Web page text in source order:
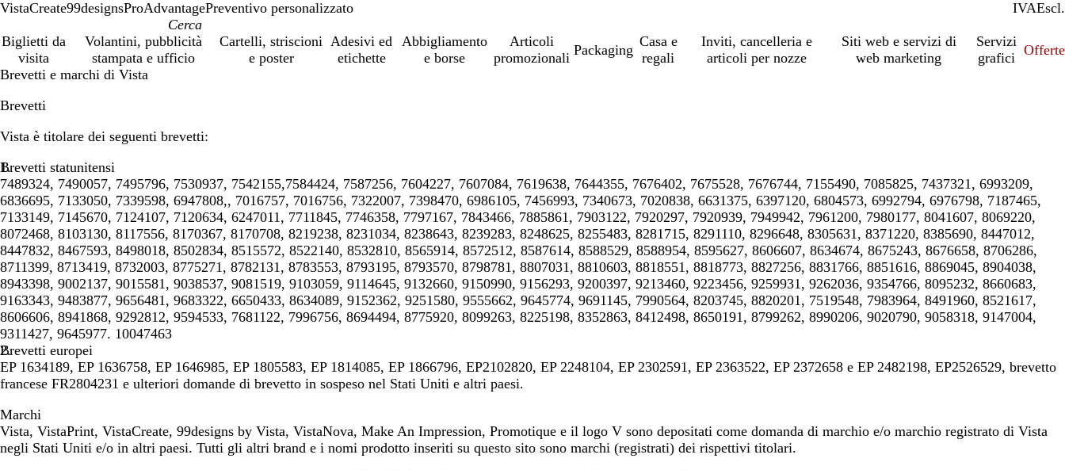
VistaCreate99designsProAdvantagePreventivo personalizzato IVAIncl.
Escl.
Biglietti da
visita
Volantini, pubblicità
stampata e ufficio
Cartelli, striscioni
e poster
Adesivi ed
etichette
Abbigliamento
e borse
Articoli
promozionali
Packaging
Casa e
regali
Inviti, cancelleria e
articoli per nozze
Siti web e servizi di
web marketing
Servizi
grafici
Offerte
Brevetti e marchi di Vista
Brevetti
Vista è titolare dei seguenti brevetti:
Brevetti statunitensi
7489324, 7490057, 7495796, 7530937, 7542155,7584424, 7587256, 7604227, 7607084, 7619638, 7644355, 7676402, 7675528, 7676744, 7155490, 7085825, 7437321, 6993209,
6836695, 7133050, 7339598, 6947808,, 7016757, 7016756, 7322007, 7398470, 6986105, 7456993, 7340673, 7020838, 6631375, 6397120, 6804573, 6992794, 6976798, 7187465,
7133149, 7145670, 7124107, 7120634, 6247011, 7711845, 7746358, 7797167, 7843466, 7885861, 7903122, 7920297, 7920939, 7949942, 7961200, 7980177, 8041607, 8069220,
8072468, 8103130, 8117556, 8170367, 8170708, 8219238, 8231034, 8238643, 8239283, 8248625, 8255483, 8281715, 8291110, 8296648, 8305631, 8371220, 8385690, 8447012,
8447832, 8467593, 8498018, 8502834, 8515572, 8522140, 8532810, 8565914, 8572512, 8587614, 8588529, 8588954, 8595627, 8606607, 8634674, 8675243, 8676658, 8706286,
8711399, 8713419, 8732003, 8775271, 8782131, 8783553, 8793195, 8793570, 8798781, 8807031, 8810603, 8818551, 8818773, 8827256, 8831766, 8851616, 8869045, 8904038,
8943398, 9002137, 9015581, 9038537, 9081519, 9103059, 9114645, 9132660, 9150990, 9156293, 9200397, 9213460, 9223456, 9259931, 9262036, 9354766, 8095232, 8660683,
9163343, 9483877, 9656481, 9683322, 6650433, 8634089, 9152362, 9251580, 9555662, 9645774, 9691145, 7990564, 8203745, 8820201, 7519548, 7983964, 8491960, 8521617,
8606606, 8941868, 9292812, 9594533, 7681122, 7996756, 8694494, 8775920, 8099263, 8225198, 8352863, 8412498, 8650191, 8799262, 8990206, 9020790, 9058318, 9147004,
9311427, 9645977. 10047463
Brevetti europei
EP 1634189, EP 1636758, EP 1646985, EP 1805583, EP 1814085, EP 1866796, EP2102820, EP 2248104, EP 2302591, EP 2363522, EP 2372658 e EP 2482198, EP2526529, brevetto
francese FR2804231 e ulteriori domande di brevetto in sospeso nel Stati Uniti e altri paesi.
Marchi
Vista, VistaPrint, VistaCreate, 99designs by Vista, VistaNova, Make An Impression, Promotique e il logo V sono depositati come domanda di marchio e/o marchio registrato di Vista
negli Stati Uniti e/o in altri paesi. Tutti gli altri brand e i nomi prodotto inseriti su questo sito sono marchi (registrati) dei rispettivi titolari.